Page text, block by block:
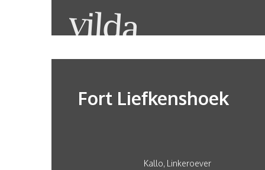
Fort Liefkenshoek
Kallo, Linkeroever